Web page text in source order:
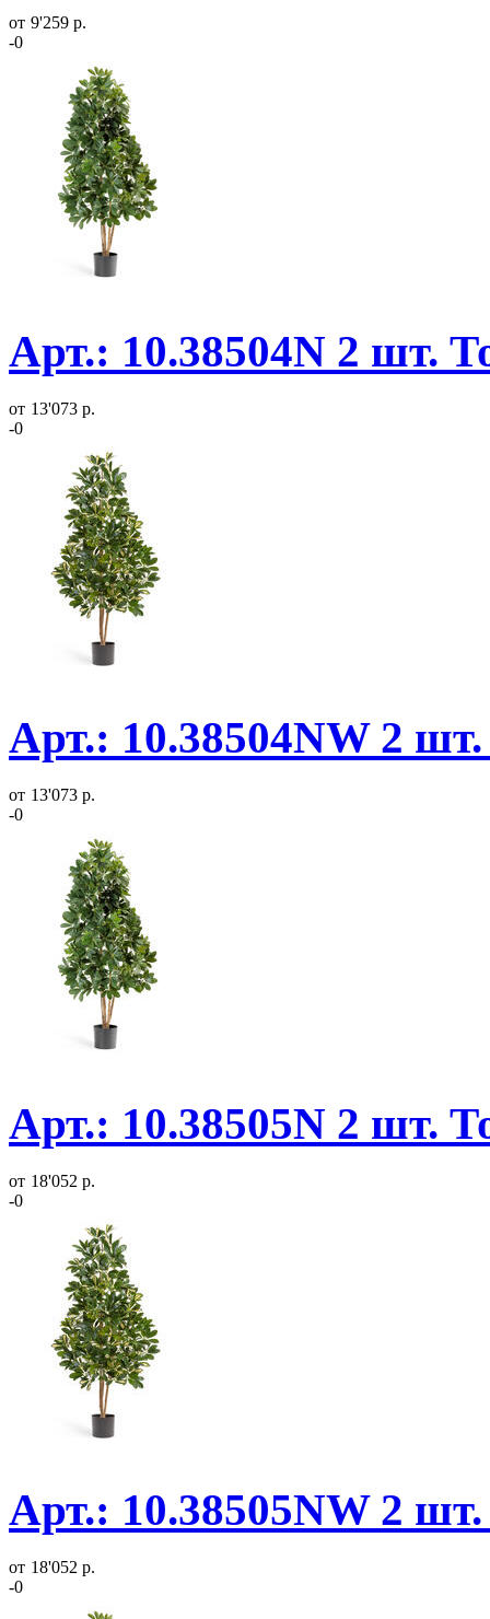
от 9'259 р.
-0
Арт.: 10.38504N 2 шт.
от 13'073 р.
-0
Арт.: 10.38504NW 2
от 13'073 р.
-0
Арт.: 10.38505N 2 шт.
от 18'052 р.
-0
Арт.: 10.38505NW 2
от 18'052 р.
-0